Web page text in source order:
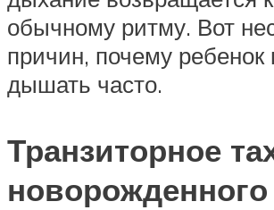
обычному ритму. Вот
причин, почему ребенок
дышать часто.
Транзиторное
новорожденного